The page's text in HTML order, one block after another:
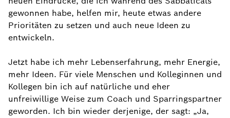
gewonnen habe, helfen mir, heute etwas andere
Prioritäten zu setzen und auch neue Ideen zu
entwickeln.
Jetzt habe ich mehr Lebenserfahrung, mehr Energie,
mehr Ideen. Für viele Menschen und Kolleginnen und
Kollegen bin ich auf natürliche und eher
unfreiwillige Weise zum Coach und Sparringspartner
geworden. Ich bin wieder derjenige, der sagt: „Ja,